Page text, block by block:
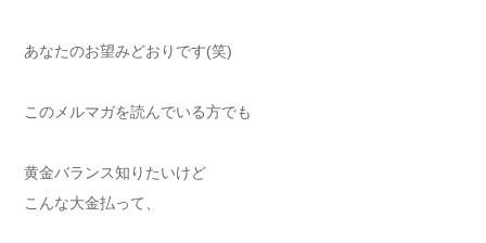
あなたのお望みどおりです(笑)
このメルマガを読んでいる方でも
黄金バランス知りたいけど
こんな大金払って、